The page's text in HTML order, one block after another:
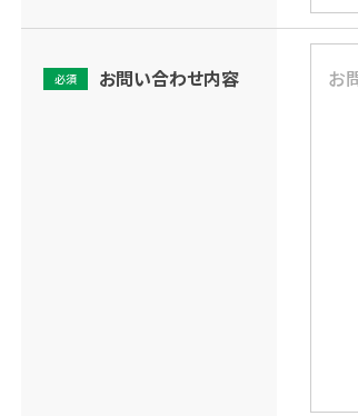
お問い合わせ内容
必須